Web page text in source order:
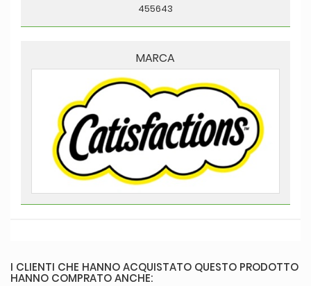
455643
MARCA
I CLIENTI CHE HANNO ACQUISTATO QUESTO PRODOTTO
HANNO COMPRATO ANCHE: